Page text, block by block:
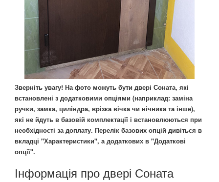
Зверніть увагу! На фото можуть бути двері Соната, які
встановлені з додатковими опціями (наприклад: заміна
ручки, замка, циліндра, врізка вічка чи нічника та інше),
які не йдуть в базовій комплектації і встановлюються при
необхідності за доплату. Перелік базових опцій дивіться в
вкладці "Характеристики", а додаткових в "Додаткові
опції".
Інформація про двері Соната